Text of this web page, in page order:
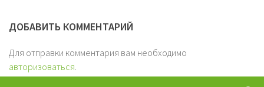
ДОБАВИТЬ КОММЕНТАРИЙ
Для отправки комментария вам необходимо
авторизоваться